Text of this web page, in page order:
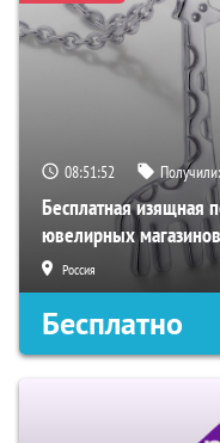
08:51:51 Получили:
Бесплатная изящная
ювелирных
Россия
Бесплатно